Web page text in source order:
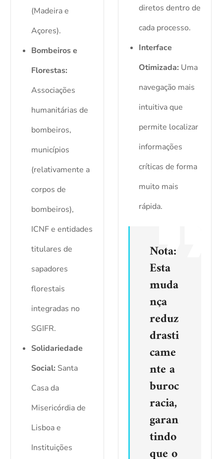
(Madeira e
Açores).
Bombeiros e
Florestas:
Associações
humanitárias de
bombeiros,
municípios
(relativamente a
corpos de
bombeiros),
ICNF e entidades
titulares de
sapadores
florestais
integradas no
SGIFR.
Solidariedade
Social: Santa
Casa da
Misericórdia de
Lisboa e
Instituições
diretos dentro de
cada processo.
Interface
Otimizada: Uma
navegação mais
intuitiva que
permite localizar
informações
críticas de forma
muito mais
rápida.
Nota:
Esta
muda
nça
reduz
drasti
came
nte a
buroc
racia,
garan
tindo
que o